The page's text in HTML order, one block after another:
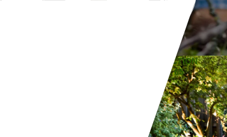
TONTE ET RÉFECTION
DE PELOUSE 65